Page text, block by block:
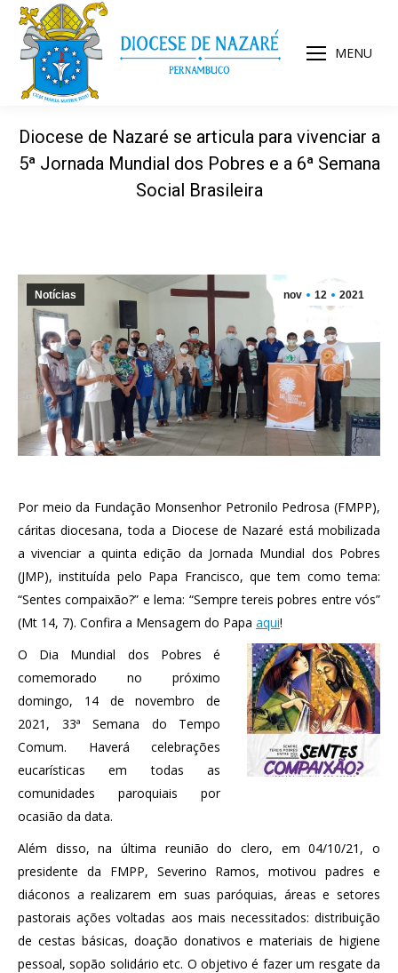
MENU
Diocese de Nazaré se articula para vivenciar a
5ª Jornada Mundial dos Pobres e a 6ª Semana
Social Brasileira
nov 12 2021
Notícias
Por meio da Fundação Monsenhor Petronilo Pedrosa (FMPP),
cáritas diocesana, toda a Diocese de Nazaré está mobilizada
a vivenciar a quinta edição da Jornada Mundial dos Pobres
(JMP), instituída pelo Papa Francisco, que tem como tema:
“Sentes compaixão?” e lema: “Sempre tereis pobres entre vós”
(Mt 14, 7). Confira a Mensagem do Papa aqui!
O Dia Mundial dos Pobres é
comemorado no próximo
domingo, 14 de novembro de
2021, 33ª Semana do Tempo
Comum. Haverá celebrações
eucarísticas em todas as
comunidades paroquiais por
ocasião da data.
Além disso, na última reunião do clero, em 04/10/21, o
presidente da FMPP, Severino Ramos, motivou padres e
diáconos a realizarem em suas paróquias, áreas e setores
pastorais ações voltadas aos mais necessitados: distribuição
de cestas básicas, doação donativos e materiais de higiene
pessoal, sopão solidário etc. O objetivo é fazer um resgate da